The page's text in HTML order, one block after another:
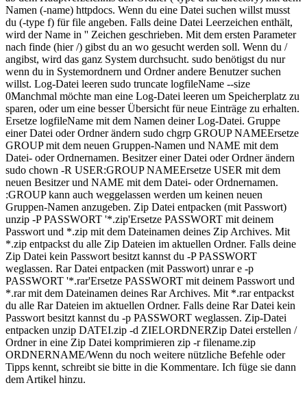
Namen (-name) httpdocs. Wenn du eine Datei suchen willst musst
du (-type f) für file angeben. Falls deine Datei Leerzeichen enthält,
wird der Name in '' Zeichen geschrieben. Mit dem ersten Parameter
nach finde (hier /) gibst du an wo gesucht werden soll. Wenn du /
angibst, wird das ganz System durchsucht. sudo benötigst du nur
wenn du in Systemordnern und Ordner andere Benutzer suchen
willst. Log-Datei leeren sudo truncate logfileName --size
0Manchmal möchte man eine Log-Datei leeren um Speicherplatz zu
sparen, oder um eine besser Übersicht für neue Einträge zu erhalten.
Ersetze logfileName mit dem Namen deiner Log-Datei. Gruppe
einer Datei oder Ordner ändern sudo chgrp GROUP NAMEErsetze
GROUP mit dem neuen Gruppen-Namen und NAME mit dem
Datei- oder Ordnernamen. Besitzer einer Datei oder Ordner ändern
sudo chown -R USER:GROUP NAMEErsetze USER mit dem
neuen Besitzer und NAME mit dem Datei- oder Ordnernamen.
:GROUP kann auch weggelassen werden um keinen neuen
Gruppen-Namen anzugeben. Zip Datei entpacken (mit Passwort)
unzip -P PASSWORT '*.zip'Ersetze PASSWORT mit deinem
Passwort und *.zip mit dem Dateinamen deines Zip Archives. Mit
*.zip entpackst du alle Zip Dateien im aktuellen Ordner. Falls deine
Zip Datei kein Passwort besitzt kannst du -P PASSWORT
weglassen. Rar Datei entpacken (mit Passwort) unrar e -p
PASSWORT '*.rar'Ersetze PASSWORT mit deinem Passwort und
*.rar mit dem Dateinamen deines Rar Archives. Mit *.rar entpackst
du alle Rar Dateien im aktuellen Ordner. Falls deine Rar Datei kein
Passwort besitzt kannst du -p PASSWORT weglassen. Zip-Datei
entpacken unzip DATEI.zip -d ZIELORDNERZip Datei erstellen /
Ordner in eine Zip Datei komprimieren zip -r filename.zip
ORDNERNAME/Wenn du noch weitere nützliche Befehle oder
Tipps kennt, schreibt sie bitte in die Kommentare. Ich füge sie dann
dem Artikel hinzu.